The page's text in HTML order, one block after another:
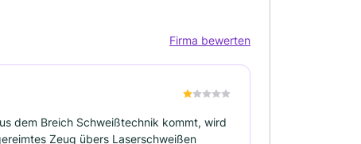
Firma bewerten
dem Breich Schweißtechnik kommt, wird
Zeug übers Laserschweißen